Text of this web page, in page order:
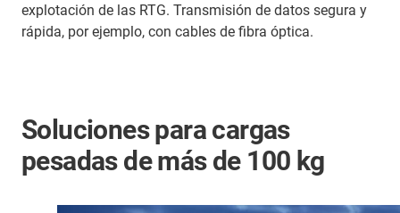
explotación de las RTG. Transmisión de datos segura y
rápida, por ejemplo, con cables de fibra óptica.
Soluciones para cargas
pesadas de más de 100 kg